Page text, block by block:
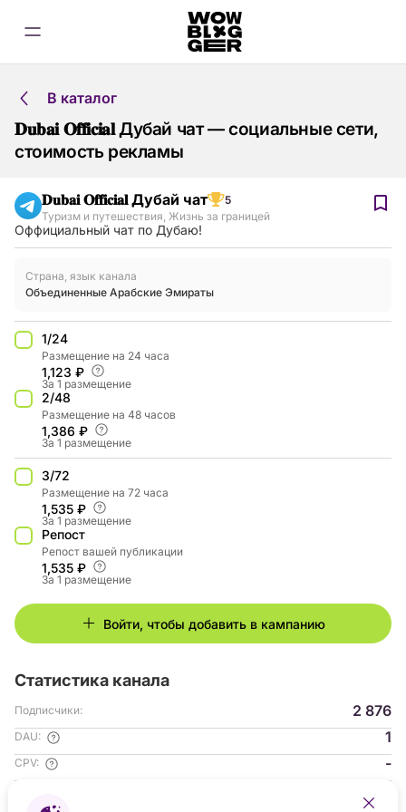
В каталог
𝐃𝐮𝐛𝐚𝐢 𝐎𝐟𝐟𝐢𝐜𝐢𝐚𝐥 Дубай чат — социальные сети,
стоимость рекламы
𝐃𝐮𝐛𝐚𝐢 𝐎𝐟𝐟𝐢𝐜𝐢𝐚𝐥 Дубай чат
5
Туризм и путешествия, Жизнь за границей
Оффициальный чат по Дубаю!
Страна, язык канала
Объединенные Арабские Эмираты
1/24
Размещение на 24 часа
1,123 ₽
За 1 размещение
2/48
Размещение на 48 часов
1,386 ₽
За 1 размещение
3/72
Размещение на 72 часа
1,535 ₽
За 1 размещение
Репост
Репост вашей публикации
1,535 ₽
За 1 размещение
Войти, чтобы добавить в кампанию
Статистика канала
Подписчики: 2 876
DAU: 1
CPV: -